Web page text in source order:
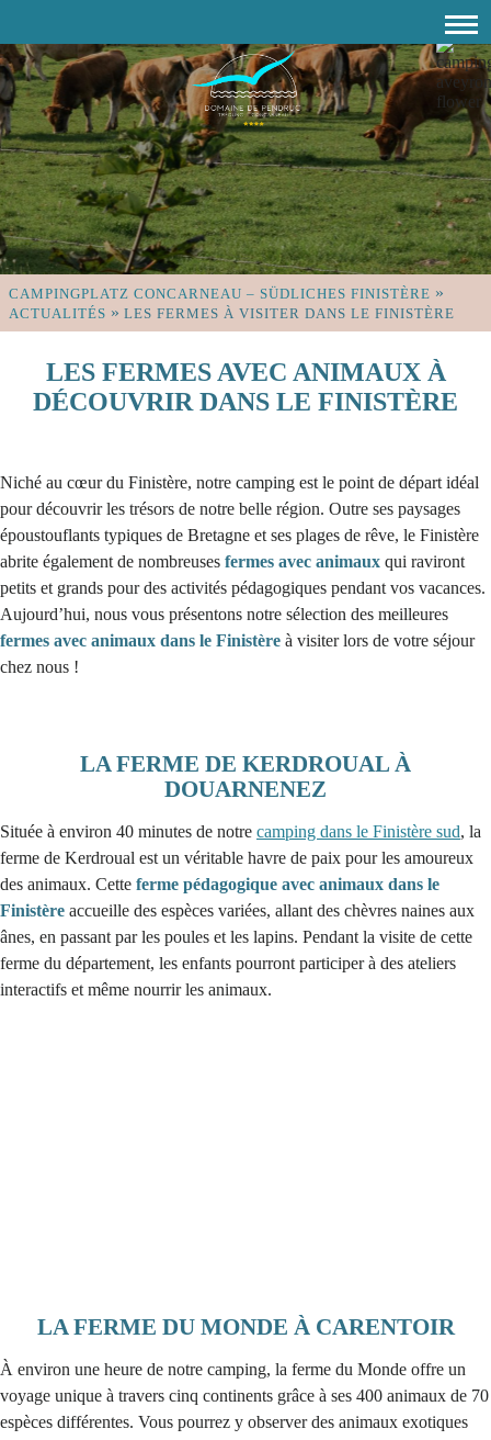
CAMPINGPLATZ CONCARNEAU – SÜDLICHES FINISTÈRE »
ACTUALITÉS » LES FERMES À VISITER DANS LE FINISTÈRE
LES FERMES AVEC ANIMAUX À
DÉCOUVRIR DANS LE FINISTÈRE
Niché au cœur du Finistère, notre camping est le point de départ idéal
pour découvrir les trésors de notre belle région. Outre ses paysages
époustouflants typiques de Bretagne et ses plages de rêve, le Finistère
abrite également de nombreuses fermes avec animaux qui raviront
petits et grands pour des activités pédagogiques pendant vos vacances.
Aujourd’hui, nous vous présentons notre sélection des meilleures
fermes avec animaux dans le Finistère à visiter lors de votre séjour
chez nous !
LA FERME DE KERDROUAL À
DOUARNENEZ
Située à environ 40 minutes de notre camping dans le Finistère sud, la
ferme de Kerdroual est un véritable havre de paix pour les amoureux
des animaux. Cette ferme pédagogique avec animaux dans le
Finistère accueille des espèces variées, allant des chèvres naines aux
ânes, en passant par les poules et les lapins. Pendant la visite de cette
ferme du département, les enfants pourront participer à des ateliers
interactifs et même nourrir les animaux.
LA FERME DU MONDE À CARENTOIR
À environ une heure de notre camping, la ferme du Monde offre un
voyage unique à travers cinq continents grâce à ses 400 animaux de 70
espèces différentes. Vous pourrez y observer des animaux exotiques